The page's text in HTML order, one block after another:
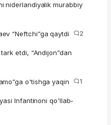
niderlandiyalik murabbiy
“Neftchi”ga qaytdi 2
etdi, “Andijon”dan
o'tishga yaqin 1
Infantinoni qo'llab-